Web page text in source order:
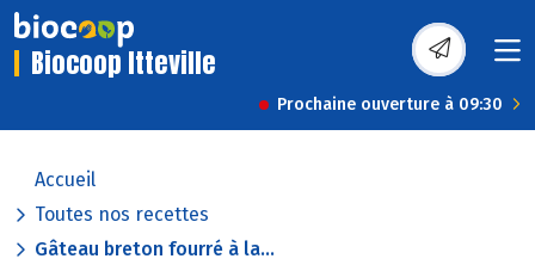
Biocoop Itteville
Prochaine ouverture à 09:30
Accueil
Toutes nos recettes
Gâteau breton fourré à la...